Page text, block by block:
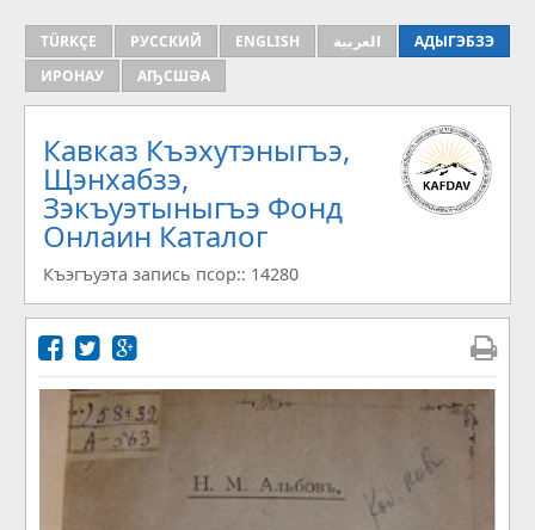
TÜRKÇE РУССКИЙ ENGLISH العربية
АДЫГЭБЗЭ
ИРОНАУ
АҦСШӘА
Кавказ Къэхутэныгъэ,
Щэнхабзэ,
Зэкъуэтыныгъэ Фонд
Онлаин Каталог
Къэгъуэта запись псор:: 14280